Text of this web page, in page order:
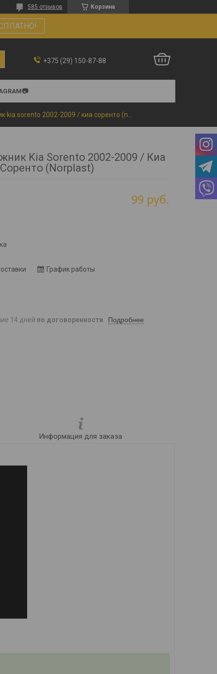
Корзина
585 отзывов
+375 (29) 150-87-88
Kia Sorento 2002-2009 / Киа
Соренто (Norplast)
99 руб.
График работы
14 дней по договоренности Подробнее
Информация для заказа